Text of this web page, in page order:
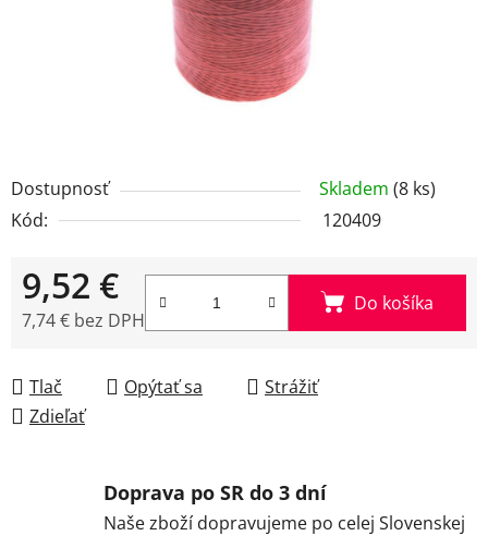
Dostupnosť Skladem (8 ks)
Kód:
120409
9,52 €
7,74 € bez DPH
Do košíka
Tlač Opýtať sa
Strážiť
Zdieľať
Doprava po SR do 3 dní
Naše zboží dopravujeme po celej Slovenskej